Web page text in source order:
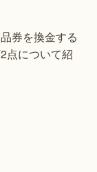
券を換金する
点について紹